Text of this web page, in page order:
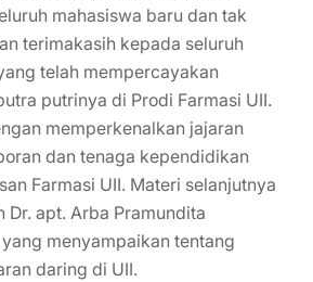
mahasiswa baru dan tak
terimakasih kepada seluruh
telah mempercayakan
putrinya di Prodi Farmasi UII.
memperkenalkan jajaran
dan tenaga kependidikan
Farmasi UII. Materi selanjutnya
Dr. apt. Arba Pramundita
menyampaikan tentang
daring di UII.